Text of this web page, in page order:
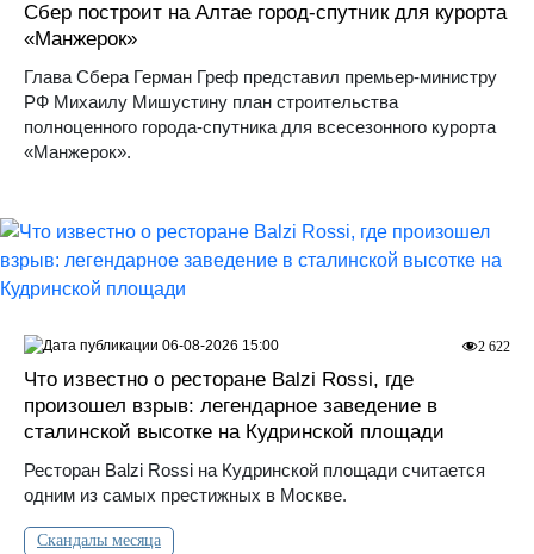
Сбер построит на Алтае город-спутник для курорта
«Манжерок»
Глава Сбера Герман Греф представил премьер-министру
РФ Михаилу Мишустину план строительства
полноценного города-спутника для всесезонного курорта
«Манжерок».
Что известно о ресторане Balzi Rossi, где
произошел взрыв: легендарное заведение в
сталинской высотке на Кудринской площади
Ресторан Balzi Rossi на Кудринской площади считается
одним из самых престижных в Москве.
Скандалы месяца
2 622
06-08-2026 15:00